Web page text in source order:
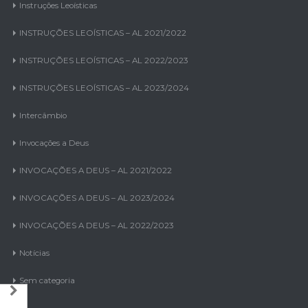
INSTRUÇÕES LEOÍSTICAS – AL 2021/2022
INSTRUÇÕES LEOÍSTICAS – AL 2022/2023
INSTRUÇÕES LEOÍSTICAS – AL 2023/2024
Intercâmbio
Invocações a Deus
INVOCAÇÕES A DEUS – AL 2021/2022
INVOCAÇÕES A DEUS – AL 2023/2024
INVOCAÇÕES A DEUS – AL 2022/2023
Notícias
Sem categoria
Links rápidos